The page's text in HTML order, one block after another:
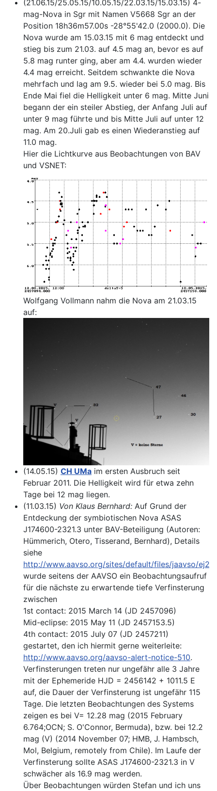
(21.06.15/25.05.15/10.05.15/22.03.15/15.03.15) 4-
mag-Nova in Sgr mit Namen V5668 Sgr an der
Position 18h36m57.00s -28°55'42.0 (2000.0). Die
Nova wurde am 15.03.15 mit 6 mag entdeckt und
stieg bis zum 21.03. auf 4.5 mag an, bevor es auf
5.8 mag runter ging, aber am 4.4. wurden wieder
4.4 mag erreicht. Seitdem schwankte die Nova
mehrfach und lag am 9.5. wieder bei 5.0 mag. Bis
Ende Mai fiel die Helligkeit unter 6 mag. Mitte Juni
begann der ein steiler Abstieg, der Anfang Juli auf
unter 9 mag führte und bis Mitte Juli auf unter 12
mag. Am 20.Juli gab es einen Wiederanstieg auf
11.0 mag.
Hier die Lichtkurve aus Beobachtungen von BAV
und VSNET:
Wolfgang Vollmann nahm die Nova am 21.03.15
auf:
(14.05.15) CH UMa im ersten Ausbruch seit
Februar 2011. Die Helligkeit wird für etwa zehn
Tage bei 12 mag liegen.
(11.03.15) Von Klaus Bernhard: Auf Grund der
Entdeckung der symbiotischen Nova ASAS
J174600-2321.3 unter BAV-Beteiligung (Autoren:
Hümmerich, Otero, Tisserand, Bernhard), Details
siehe
http://www.aavso.org/sites/default/files/jaavso/
wurde seitens der AAVSO ein Beobachtungsaufruf
für die nächste zu erwartende tiefe Verfinsterung
zwischen
1st contact: 2015 March 14 (JD 2457096)
Mid-eclipse: 2015 May 11 (JD 2457153.5)
4th contact: 2015 July 07 (JD 2457211)
gestartet, den ich hiermit gerne weiterleite:
http://www.aavso.org/aavso-alert-notice-510.
Verfinsterungen treten nur ungefähr alle 3 Jahre
mit der Ephemeride HJD = 2456142 + 1011.5 E
auf, die Dauer der Verfinsterung ist ungefähr 115
Tage. Die letzten Beobachtungen des Systems
zeigen es bei V= 12.28 mag (2015 February
6.764;OCN; S. O'Connor, Bermuda), bzw. bei 12.2
mag (V) (2014 November 07; HMB, J. Hambsch,
Mol, Belgium, remotely from Chile). Im Laufe der
Verfinsterung sollte ASAS J174600-2321.3 in V
schwächer als 16.9 mag werden.
Über Beobachtungen würden Stefan und ich uns